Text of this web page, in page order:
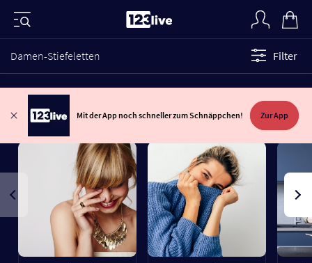
Damen-Stiefeletten Filter
Mit der App noch schneller zum Schnäppchen! Zur App